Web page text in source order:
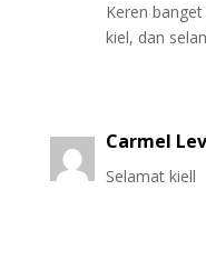
Keren
kiel, dan
Carmel
Selamat kiell